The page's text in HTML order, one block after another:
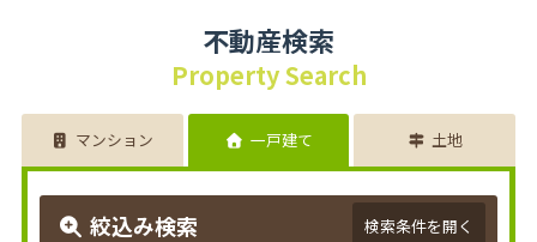
不動産検索
Property Search
マンション 一戸建て 土地
絞込み検索 検索条件を開く